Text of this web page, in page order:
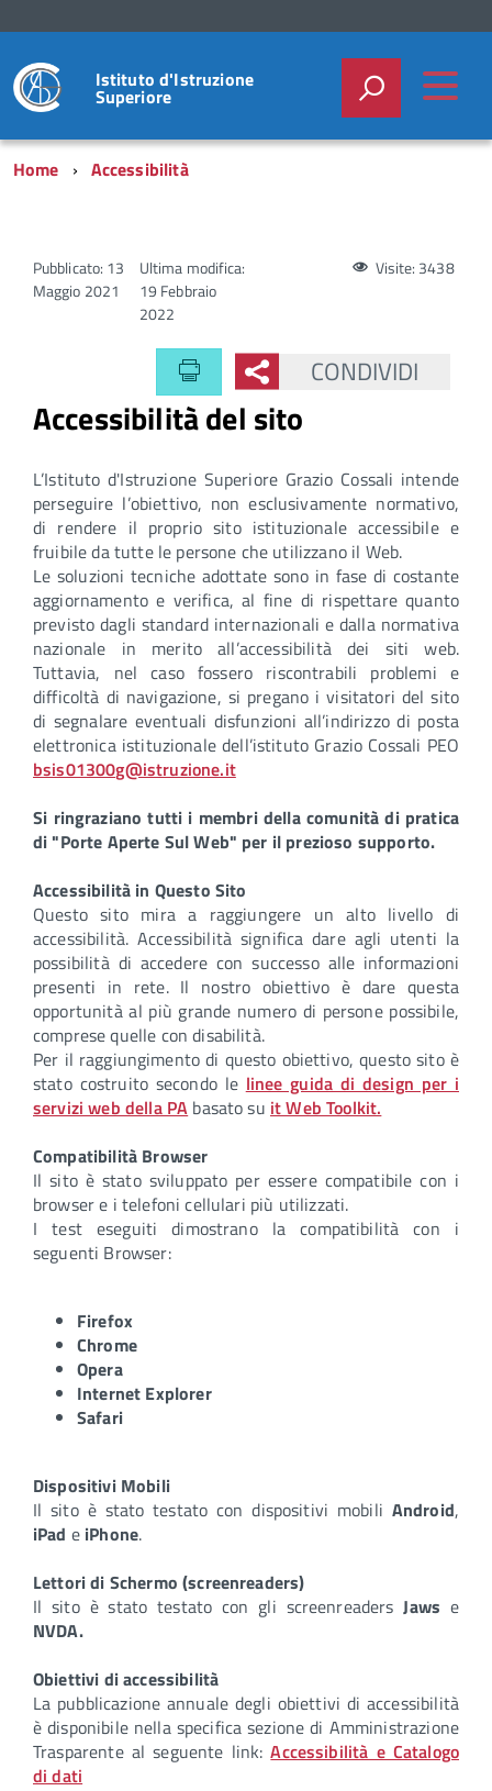
Istituto d'Istruzione
Superiore
Home Accessibilità
Pubblicato: 13
Maggio 2021
Ultima modifica:
19 Febbraio
2022
Visite: 3438
CONDIVIDI
Accessibilità del sito
L’Istituto d'Istruzione Superiore Grazio Cossali intende
perseguire l’obiettivo, non esclusivamente normativo,
di rendere il proprio sito istituzionale accessibile e
fruibile da tutte le persone che utilizzano il Web.
Le soluzioni tecniche adottate sono in fase di costante
aggiornamento e verifica, al fine di rispettare quanto
previsto dagli standard internazionali e dalla normativa
nazionale in merito all’accessibilità dei siti web.
Tuttavia, nel caso fossero riscontrabili problemi e
difficoltà di navigazione, si pregano i visitatori del sito
di segnalare eventuali disfunzioni all’indirizzo di posta
elettronica istituzionale dell’istituto Grazio Cossali PEO
bsis01300g@istruzione.it
Si ringraziano tutti i membri della comunità di pratica
di "Porte Aperte Sul Web" per il prezioso supporto.
Accessibilità in Questo Sito
Questo sito mira a raggiungere un alto livello di
accessibilità. Accessibilità significa dare agli utenti la
possibilità di accedere con successo alle informazioni
presenti in rete. Il nostro obiettivo è dare questa
opportunità al più grande numero di persone possibile,
comprese quelle con disabilità.
Per il raggiungimento di questo obiettivo, questo sito è
stato costruito secondo le linee guida di design per i
servizi web della PA basato su it Web Toolkit.
Compatibilità Browser
Il sito è stato sviluppato per essere compatibile con i
browser e i telefoni cellulari più utilizzati.
I test eseguiti dimostrano la compatibilità con i
seguenti Browser:
Firefox
Chrome
Opera
Internet Explorer
Safari
Dispositivi Mobili
Il sito è stato testato con dispositivi mobili Android,
iPad e iPhone.
Lettori di Schermo (screenreaders)
Il sito è stato testato con gli screenreadersJaws e
NVDA.
Obiettivi di accessibilità
La pubblicazione annuale degli obiettivi di accessibilità
è disponibile nella specifica sezione di Amministrazione
Trasparente al seguente link:Accessibilità e Catalogo
di dati